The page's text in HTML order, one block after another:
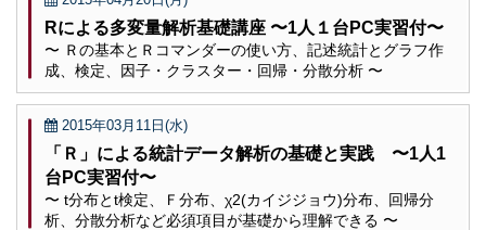
Rによる多変量解析基礎講座 〜1人１台PC実習付〜
〜 Ｒの基本とＲコマンダーの使い方、記述統計とグラフ作
成、検定、因子・クラスター・回帰・分散分析 〜
2015年03月11日(水)
「Ｒ」による統計データ解析の基礎と実践 〜1人1
台PC実習付〜
〜 t分布とt検定、Ｆ分布、χ2(カイジジョウ)分布、回帰分
析、分散分析など必須項目が基礎から理解できる 〜